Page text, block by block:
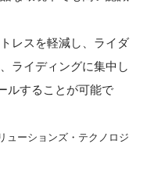
レスを軽減し、ライダ
ライディングに集中し
ルすることが可能で
ューションズ・テクノロジ